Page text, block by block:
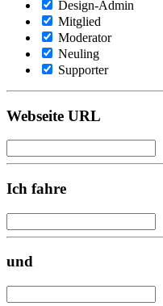
Design-Admin
Mitglied
Moderator
Neuling
Supporter
Webseite URL
Ich fahre
und